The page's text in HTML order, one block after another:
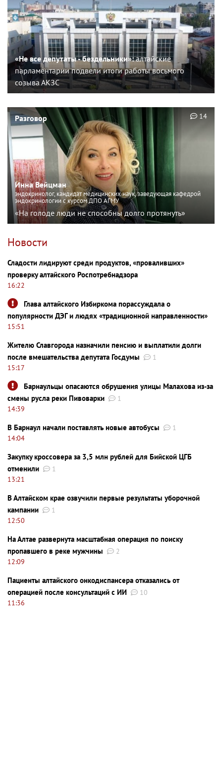
«Не все депутаты - бездельники»:алтайские
парламентарии подвели итоги работы восьмого
созыва АКЗС
Разговор
Инна Вейцман
эндокринолог, кандидат медицинских наук, заведующая кафедрой
эндокринологии с курсом ДПО АГМУ
«На голоде люди не способны долго протянуть»
14
Новости
Сладости лидируют среди продуктов, «проваливших»
проверку алтайского Роспотребнадзора
16:22
Глава алтайского Избиркома порассуждала о
популярности ДЭГ и людях «традиционной направленности»
15:51
Жителю Славгорода назначили пенсию и выплатили долги
после вмешательства депутата Госдумы
1
15:17
Барнаульцы опасаются обрушения улицы Малахова из-за
смены русла реки Пивоварки
1
14:39
В Барнаул начали поставлять новые автобусы
1
14:04
Закупку кроссовера за 3,5 млн рублей для Бийской ЦГБ
отменили
1
13:21
В Алтайском крае озвучили первые результаты уборочной
кампании
1
12:50
На Алтае развернута масштабная операция по поиску
пропавшего в реке мужчины
2
12:09
Пациенты алтайского онкодиспансера отказались от
операцией после консультаций с ИИ
10
11:36